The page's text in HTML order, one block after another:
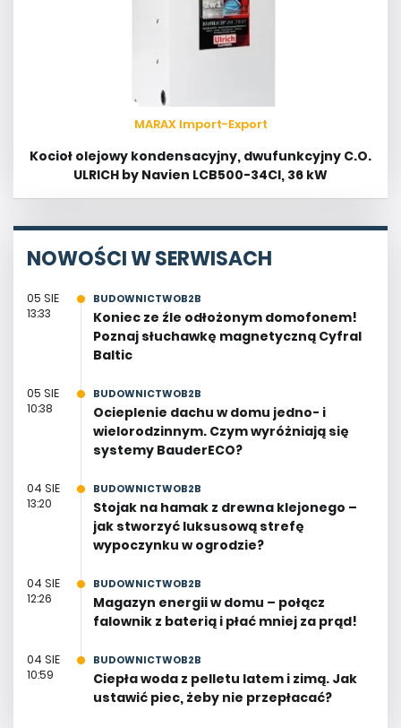
MARAX Import-Export
Kocioł olejowy kondensacyjny, dwufunkcyjny C.O.
ULRICH by Navien LCB500-34CI, 36 kW
NOWOŚCI W SERWISACH
05 SIE
13:33
BUDOWNICTWOB2B
Koniec ze źle odłożonym domofonem!
Poznaj słuchawkę magnetyczną Cyfral
Baltic
05 SIE
10:38
BUDOWNICTWOB2B
Ocieplenie dachu w domu jedno- i
wielorodzinnym. Czym wyróżniają się
systemy BauderECO?
04 SIE
13:20
BUDOWNICTWOB2B
Stojak na hamak z drewna klejonego –
jak stworzyć luksusową strefę
wypoczynku w ogrodzie?
04 SIE
12:26
BUDOWNICTWOB2B
Magazyn energii w domu – połącz
falownik z baterią i płać mniej za prąd!
04 SIE
10:59
BUDOWNICTWOB2B
Ciepła woda z pelletu latem i zimą. Jak
ustawić piec, żeby nie przepłacać?